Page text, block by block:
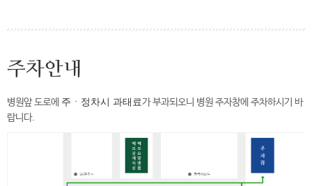
주차안내
병원앞 도로에 주ㆍ정차시 과태료가 부과되오니 병원 주자창에 주차하시기 바
랍니다.